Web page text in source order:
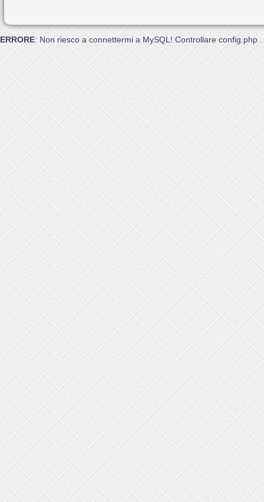
ERRORE: Non riesco a connettermi a MySQL! Controllare config.php .